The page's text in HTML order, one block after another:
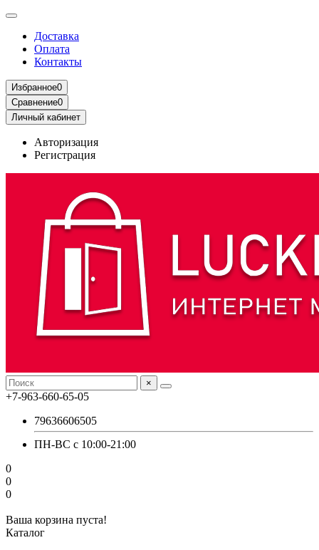
Доставка
Оплата
Контакты
Избранное0
Сравнение0
Личный кабинет
Авторизация
Регистрация
×
+7-963-660-65-05
79636606505
ПН-ВС с 10:00-21:00
0
0
0
Ваша корзина пуста!
Каталог